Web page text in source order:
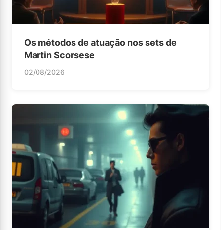
Os métodos de atuação nos sets de
Martin Scorsese
02/08/2026